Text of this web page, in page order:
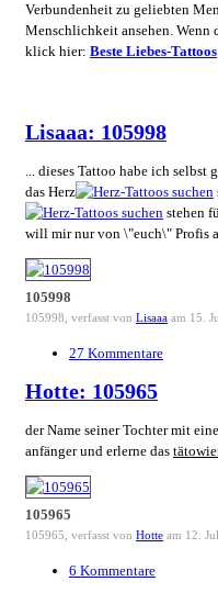
Verbundenheit zu geliebten
Menschlichkeit ansehen. Wenn
klick hier: Beste Liebes-Tattoos
Lisaaa: 105998
... dieses Tattoo habe ich
das Herz
stehen
will mir nur von \"euch\" Profis
105998
105998, verfasst von Lisaaa am 15.
27 Kommentare
Hotte: 105965
der Name seiner Tochter mit
anfänger und erlerne das
105965
105965, verfasst von Hotte am 12.
6 Kommentare